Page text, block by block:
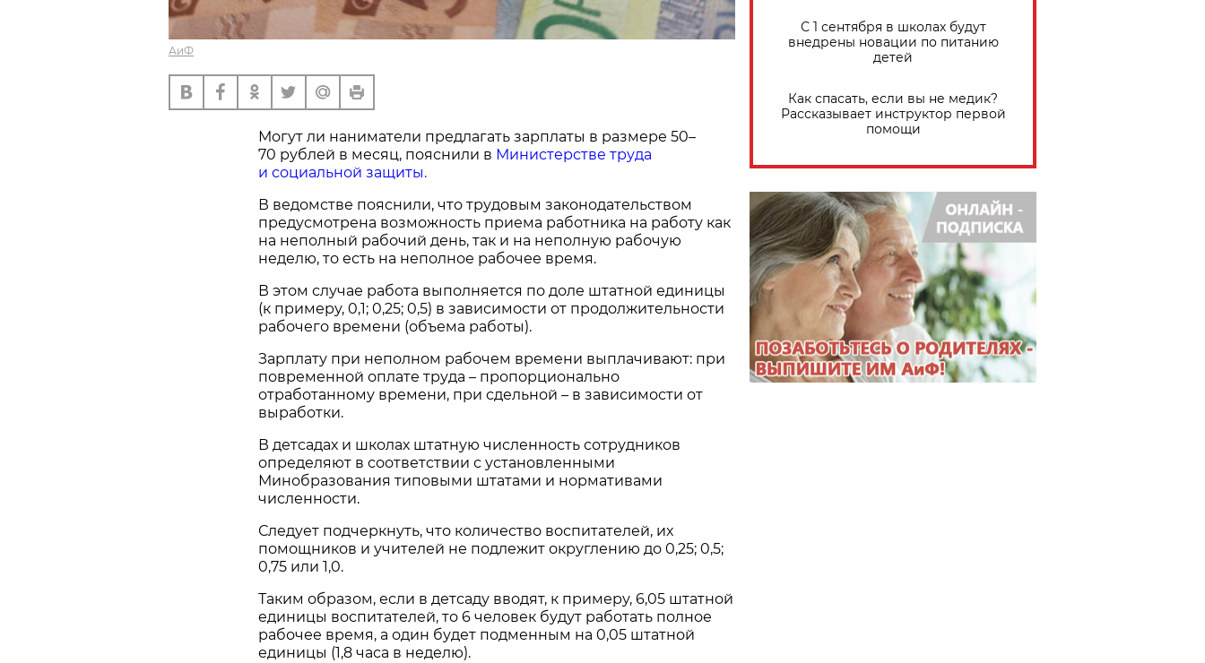
АиФ
Могут ли наниматели предлагать зарплаты в размере 50–
70 рублей в месяц, пояснили в Министерстве труда
и социальной защиты.
В ведомстве пояснили, что трудовым законодательством
предусмотрена возможность приема работника на работу как
на неполный рабочий день, так и на неполную рабочую
неделю, то есть на неполное рабочее время.
В этом случае работа выполняется по доле штатной единицы
(к примеру, 0,1; 0,25; 0,5) в зависимости от продолжительности
рабочего времени (объема работы).
Зарплату при неполном рабочем времени выплачивают: при
повременной оплате труда – пропорционально
отработанному времени, при сдельной – в зависимости от
выработки.
В детсадах и школах штатную численность сотрудников
определяют в соответствии с установленными
Минобразования типовыми штатами и нормативами
численности.
Следует подчеркнуть, что количество воспитателей, их
помощников и учителей не подлежит округлению до 0,25; 0,5;
0,75 или 1,0.
Таким образом, если в детсаду вводят, к примеру, 6,05 штатной
единицы воспитателей, то 6 человек будут работать полное
рабочее время, а один будет подменным на 0,05 штатной
единицы (1,8 часа в неделю).
С 1 сентября в школах будут
внедрены новации по питанию
детей
Как спасать, если вы не медик?
Рассказывает инструктор первой
помощи